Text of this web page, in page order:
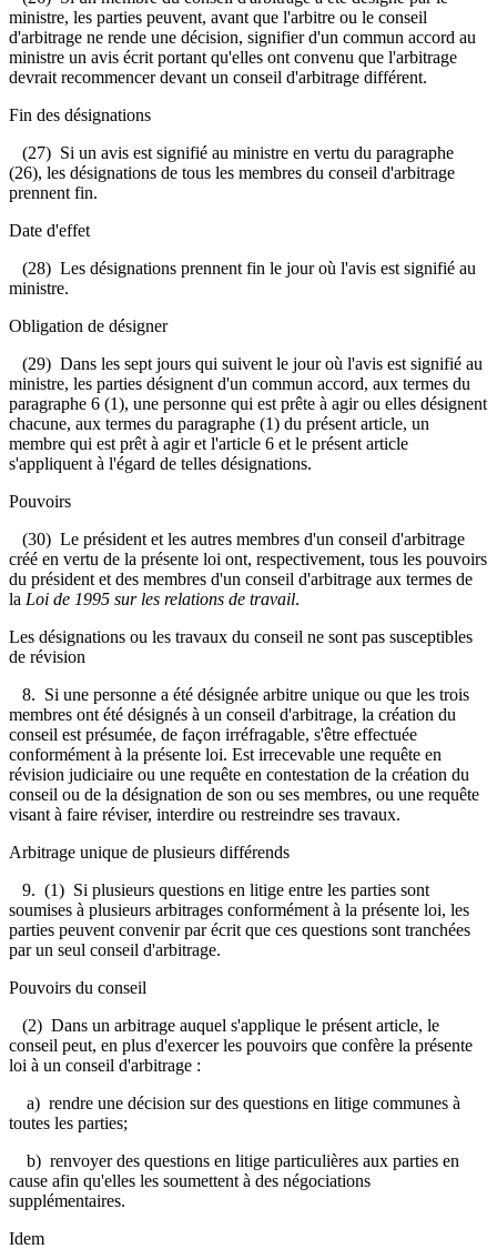
ministre, les parties peuvent, avant que l'arbitre ou le conseil
d'arbitrage ne rende une décision, signifier d'un commun accord au
ministre un avis écrit portant qu'elles ont convenu que l'arbitrage
devrait recommencer devant un conseil d'arbitrage différent.
Fin des désignations
(27) Si un avis est signifié au ministre en vertu du paragraphe
(26), les désignations de tous les membres du conseil d'arbitrage
prennent fin.
Date d'effet
(28) Les désignations prennent fin le jour où l'avis est signifié au
ministre.
Obligation de désigner
(29) Dans les sept jours qui suivent le jour où l'avis est signifié au
ministre, les parties désignent d'un commun accord, aux termes du
paragraphe 6 (1), une personne qui est prête à agir ou elles désignent
chacune, aux termes du paragraphe (1) du présent article, un
membre qui est prêt à agir et l'article 6 et le présent article
s'appliquent à l'égard de telles désignations.
Pouvoirs
(30) Le président et les autres membres d'un conseil d'arbitrage
créé en vertu de la présente loi ont, respectivement, tous les pouvoirs
du président et des membres d'un conseil d'arbitrage aux termes de
la Loi de 1995 sur les relations de travail.
Les désignations ou les travaux du conseil ne sont pas susceptibles
de révision
8. Si une personne a été désignée arbitre unique ou que les trois
membres ont été désignés à un conseil d'arbitrage, la création du
conseil est présumée, de façon irréfragable, s'être effectuée
conformément à la présente loi. Est irrecevable une requête en
révision judiciaire ou une requête en contestation de la création du
conseil ou de la désignation de son ou ses membres, ou une requête
visant à faire réviser, interdire ou restreindre ses travaux.
Arbitrage unique de plusieurs différends
9. (1) Si plusieurs questions en litige entre les parties sont
soumises à plusieurs arbitrages conformément à la présente loi, les
parties peuvent convenir par écrit que ces questions sont tranchées
par un seul conseil d'arbitrage.
Pouvoirs du conseil
(2) Dans un arbitrage auquel s'applique le présent article, le
conseil peut, en plus d'exercer les pouvoirs que confère la présente
loi à un conseil d'arbitrage :
a) rendre une décision sur des questions en litige communes à
toutes les parties;
b) renvoyer des questions en litige particulières aux parties en
cause afin qu'elles les soumettent à des négociations
supplémentaires.
Idem